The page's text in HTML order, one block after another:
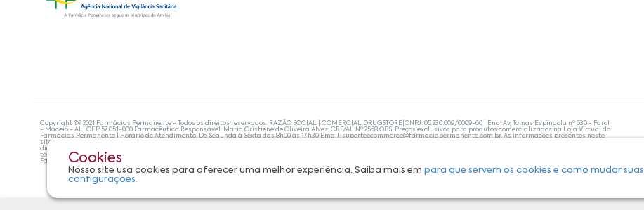
Cookies
Nosso site usa cookies para oferecer uma melhor experiência. Saiba mais empara que servem os cookies e como mudar suas
configurações.
Copyright ©? 2021 Farmácias Permanente - Todos os direitos reservados. RAZÃO SOCIAL | COMERCIAL DRUGSTORE|CNPJ: 05.230.009/0009-60 | End: Av. Tomas Espindola nº 630 - Farol
- Maceió - AL| CEP:57.051-000 Farmacêutica Responsável: Maria Cristiene de Oliveira Alves, CRF/AL Nº 2558 OBS: Preços exclusivos para produtos comercializados na Loja Virtual da
Farmácias Permanente | Horário de Atendimento: De Segunda à Sexta das 8h00 às 17h30 Email: suporteecommerce@farmaciapermanente.com.br. As informações presentes neste
site não devem ser utilizadas para automedicação e, de forma alguma, substituem as orientações de um profissional da área médica. Apenas o médico está capacitado para
diagnosticar problemas de saúde e prescrever o tratamento adequado. Se os sintomas persistirem, um médico deve ser consultado. A Farmácia Permanente trabalha com as
tecnologias mais avançadas de proteção de dados, para que você possa realizar suas compras com tranquilidade. A privacidade e a segurança dos clientes são compromissos da
Farmácias Permanente. Todos os pedidos efetuados estão sujeitos à confirmação da disponibilidade de produto em nosso estoque.